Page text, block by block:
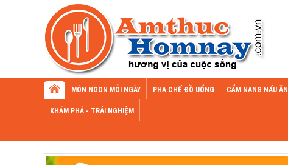
MÓN NGON MỖI NGÀY PHA CHẾ ĐỒ UỐNG CẨM NANG NẤU ĂN
KHÁM PHÁ - TRẢI NGHIỆM